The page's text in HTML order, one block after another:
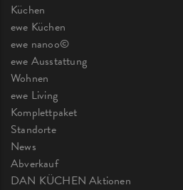
Küchen
ewe Küchen
ewe nanoo©
ewe Ausstattung
Wohnen
ewe Living
Komplettpaket
Standorte
News
Abverkauf
DAN KÜCHEN Aktionen